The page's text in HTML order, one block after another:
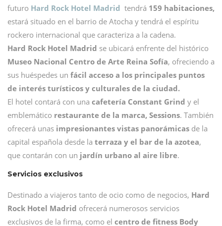
futuro Hard Rock Hotel Madrid tendrá 159 habitaciones,
estará situado en el barrio de Atocha y tendrá el espíritu
rockero internacional que caracteriza a la cadena.
Hard Rock Hotel Madrid se ubicará enfrente del histórico
Museo Nacional Centro de Arte Reina Sofía, ofreciendo a
sus huéspedes un fácil acceso a los principales puntos
de interés turísticos y culturales de la ciudad.
El hotel contará con una cafetería Constant Grind y el
emblemático restaurante de la marca, Sessions. También
ofrecerá unas impresionantes vistas panorámicas de la
capital española desde la terraza y el bar de la azotea,
que contarán con un jardín urbano al aire libre.
Servicios exclusivos
Destinado a viajeros tanto de ocio como de negocios, Hard
Rock Hotel Madrid ofrecerá numerosos servicios
exclusivos de la firma, como el centro de fitness Body